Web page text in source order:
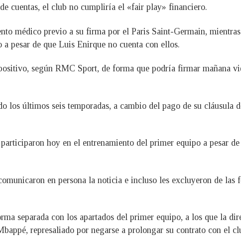
cuentas, el club no cumpliría el «fair play» financiero.
médico previo a su firma por el Paris Saint-Germain,
pesar de que Luis Enirque no cuenta con ellos.
según RMC Sport, de forma que podría firmar mañana
los últimos seis temporadas, a cambio del pago de su cláusula
hoy en el entrenamiento del primer equipo a pesar
en persona la noticia e incluso les excluyeron de las
separada con los apartados del primer equipo, a los que la
represaliado por negarse a prolongar su contrato con el